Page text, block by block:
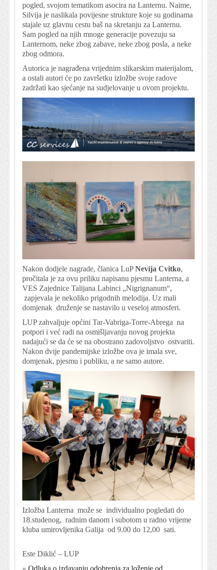
pogled, svojom tematikom asocira na Lanternu. Naime,
Silvija je naslikala povijesne strukture koje su godinama
stajale uz glavnu cestu baš na skretanju za Lanternu.
Sam pogled na njih mnoge generacije povezuju sa
Lanternom, neke zbog zabave, neke zbog posla, a neke
zbog odmora.
Autorica je nagrađena vrijednim slikarskim materijalom,
a ostali autori će po završetku izložbe svoje radove
zadržati kao sjećanje na sudjelovanje u ovom projektu.
Nakon dodjele nagrade, članica LuPNevija Cvitko,
pročitala je za ovu priliku napisanu pjesmu Lanterna, a
VES Zajednice Talijana Labinci „Nigrignanum“,
zapjevala je nekoliko prigodnih melodija. Uz mali
domjenak druženje se nastavilo u veseloj atmosferi.
LUP zahvaljuje općini Tar-Vabriga-Torre-Abrega na
potpori i već radi na osmišljavanju novog projekta
nadajući se da će se na obostrano zadovoljstvo ostvariti.
Nakon dvije pandemijske izložbe ova je imala sve,
domjenak, pjesmu i publiku, a ne samo autore.
Izložba Lanterna može se individualno pogledati do
18.studenog, radnim danom i subotom u radno vrijeme
kluba umirovljenika Galija od 9.00 do 12,00 sati.
Este Diklić – LUP